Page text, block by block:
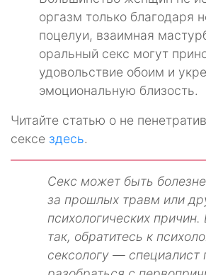
оргазм только благодаря
поцелуи, взаимная
оральный секс могут
удовольствие обоим и
эмоциональную близость.
Читайте статью о не
сексе здесь.
Секс может быть
за прошлых травм или
психологических причин.
так, обратитесь к
сексологу — специалист